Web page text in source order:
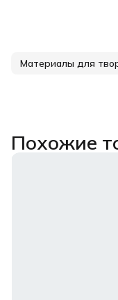
Материалы для
Похожие